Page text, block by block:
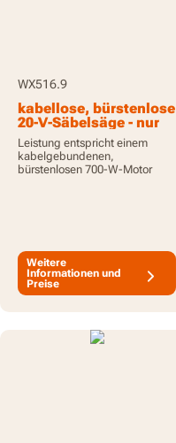
WX516.9
kabellose, bürstenlose
20-V-Säbelsäge - nur
Werkzeug
Leistung entspricht einem
kabelgebundenen,
bürstenlosen 700-W-Motor
Weitere
Informationen und
Preise